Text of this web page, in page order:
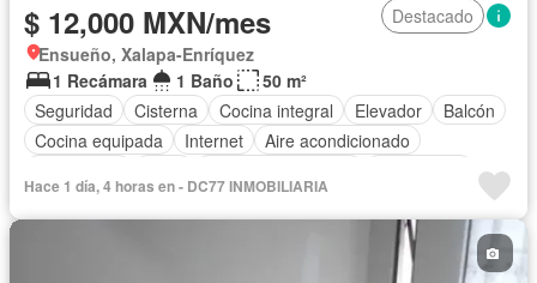
$ 12,000 MXN/mes
Destacado
Ensueño, Xalapa-Enríquez
1 Recámara
1 Baño
50 m²
Seguridad
Cisterna Cocina integral Elevador
Balcón
Cocina equipada
Internet
Aire acondicionado
Zonas verdes
Recámara con closet
Hace 1 día, 4 horas en - DC77 INMOBILIARIA